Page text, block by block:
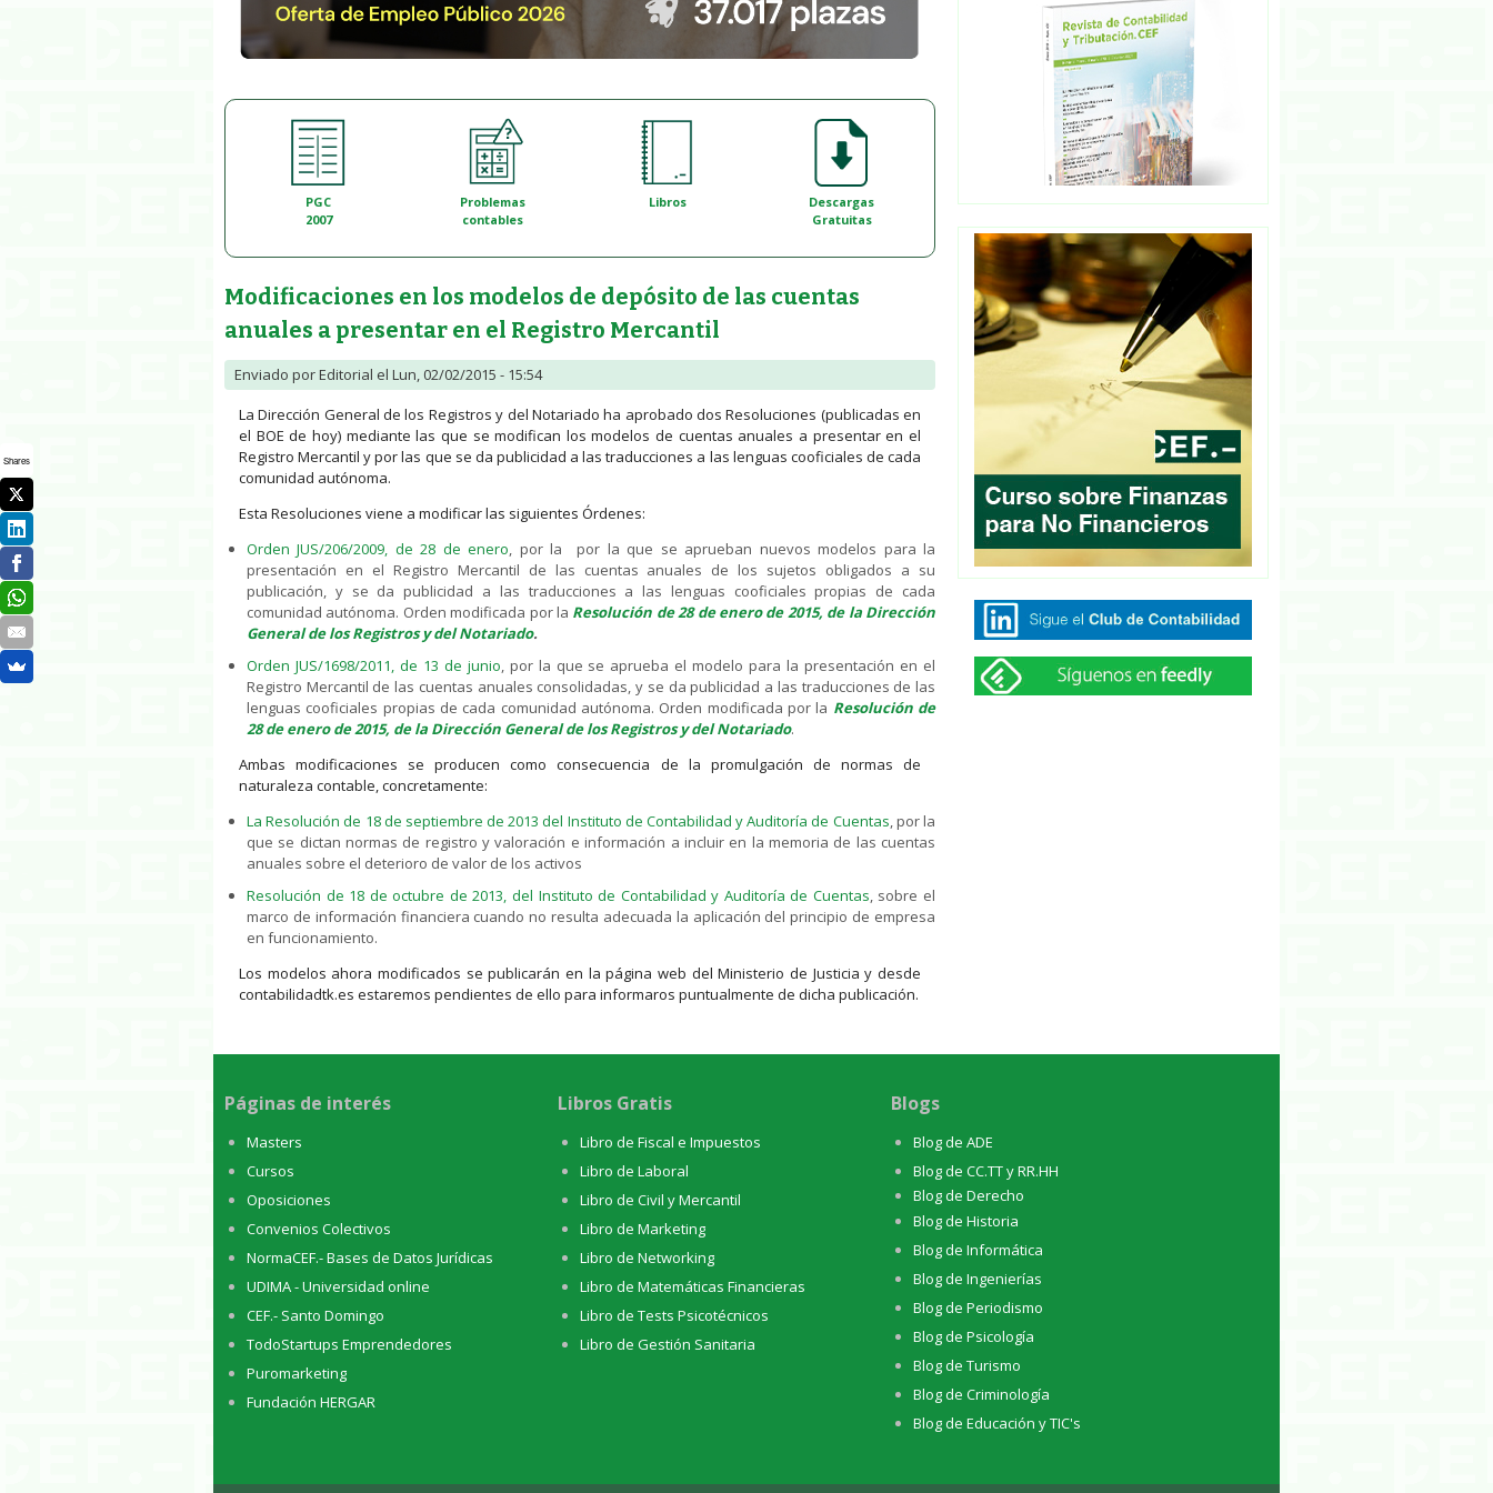
PGC
2007
Problemas
contables
Libros
Descargas
Gratuitas
Modificaciones en los modelos de depósito de las cuentas
anuales a presentar en el Registro Mercantil
Enviado porEditorial el Lun, 02/02/2015 - 15:54
La Dirección General de los Registros y del Notariado ha aprobado dos Resoluciones (publicadas en
el BOE de hoy) mediante las que se modifican los modelos de cuentas anuales a presentar en el
Registro Mercantil y por las que se da publicidad a las traducciones a las lenguas cooficiales de cada
comunidad autónoma.
Esta Resoluciones viene a modificar las siguientes Órdenes:
Orden JUS/206/2009, de 28 de enero , por la por la que se aprueban nuevos modelos para la
presentación en el Registro Mercantil de las cuentas anuales de los sujetos obligados a su
publicación, y se da publicidad a las traducciones a las lenguas cooficiales propias de cada
comunidad autónoma. Orden modificada por la Resolución de 28 de enero de 2015, de la Dirección
General de los Registros y del Notariado.
Orden JUS/1698/2011, de 13 de junio , por la que se aprueba el modelo para la presentación en el
Registro Mercantil de las cuentas anuales consolidadas, y se da publicidad a las traducciones de las
lenguas cooficiales propias de cada comunidad autónoma. Orden modificada por la Resolución de
28 de enero de 2015, de la Dirección General de los Registros y del Notariado.
Ambas modificaciones se producen como consecuencia de la promulgación de normas de
naturaleza contable, concretamente:
La Resolución de 18 de septiembre de 2013 del Instituto de Contabilidad y Auditoría de Cuentas , por la
que se dictan normas de registro y valoración e información a incluir en la memoria de las cuentas
anuales sobre el deterioro de valor de los activos
Resolución de 18 de octubre de 2013, del Instituto de Contabilidad y Auditoría de Cuentas , sobre el
marco de información financiera cuando no resulta adecuada la aplicación del principio de empresa
en funcionamiento.
Los modelos ahora modificados se publicarán en la página web del Ministerio de Justicia y desde
contabilidadtk.es estaremos pendientes de ello para informaros puntualmente de dicha publicación.
Páginas de interés
Masters
Cursos
Oposiciones
Convenios Colectivos
NormaCEF.- Bases de Datos Jurídicas
UDIMA - Universidad online
CEF.- Santo Domingo
TodoStartups Emprendedores
Puromarketing
Fundación HERGAR
Libros Gratis
Libro de Fiscal e Impuestos
Libro de Laboral
Libro de Civil y Mercantil
Libro de Marketing
Libro de Networking
Libro de Matemáticas Financieras
Libro de Tests Psicotécnicos
Libro de Gestión Sanitaria
Blogs
Blog de ADE
Blog de CC.TT y RR.HH
Blog de Derecho
Blog de Historia
Blog de Informática
Blog de Ingenierías
Blog de Periodismo
Blog de Psicología
Blog de Turismo
Blog de Criminología
Blog de Educación y TIC's
Shares